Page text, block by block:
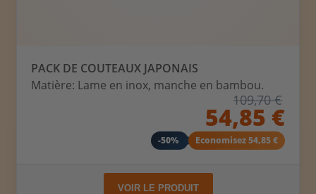
PACK DE COUTEAUX JAPONAIS
Matière: Lame en inox, manche en bambou.
109,70 €
54,85 €
-50% Economisez 54,85 €
VOIR LE PRODUIT